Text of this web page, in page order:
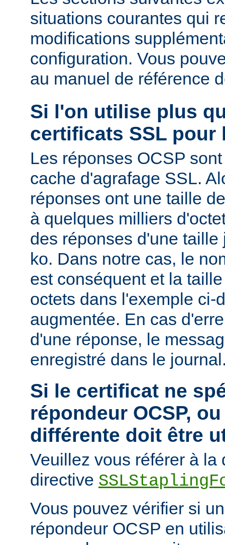
situations courantes qui
modifications
configuration. Vous
au manuel de référence
Si l'on utilise plus
certificats SSL pour
Les réponses OCSP
cache d'agrafage SSL.
réponses ont une taille
à quelques milliers
des réponses d'une
ko. Dans notre cas, le
est conséquent et la
octets dans l'exemple ci-
augmentée. En cas
d'une réponse, le
enregistré dans le
Si le certificat ne
répondeur OCSP,
différente doit être
Veuillez vous référer à la
directive
Vous pouvez vérifier si
répondeur OCSP en